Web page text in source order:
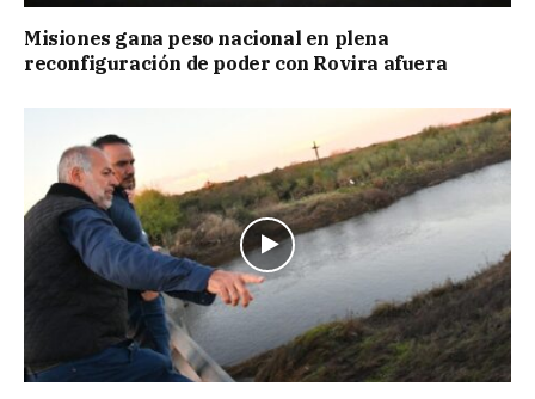
Misiones gana peso nacional en plena
reconfiguración de poder con Rovira afuera